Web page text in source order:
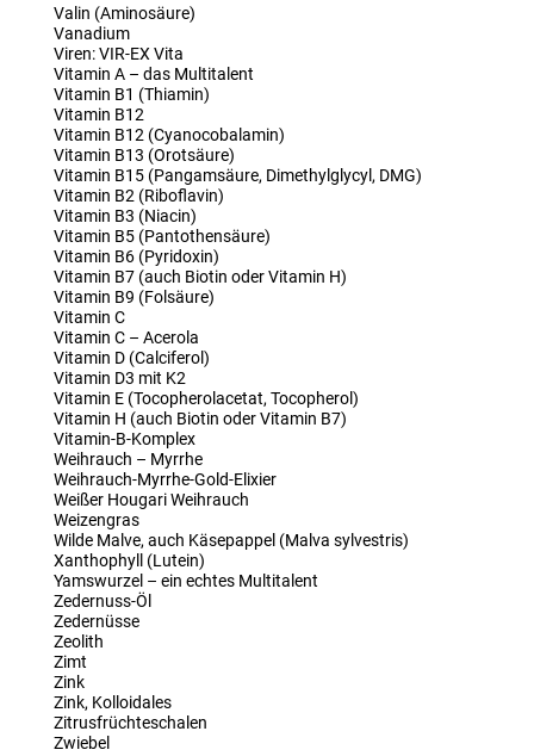
Valin (Aminosäure)
Vanadium
Viren: VIR-EX Vita
Vitamin A – das Multitalent
Vitamin B1 (Thiamin)
Vitamin B12
Vitamin B12 (Cyanocobalamin)
Vitamin B13 (Orotsäure)
Vitamin B15 (Pangamsäure, Dimethylglycyl, DMG)
Vitamin B2 (Riboflavin)
Vitamin B3 (Niacin)
Vitamin B5 (Pantothensäure)
Vitamin B6 (Pyridoxin)
Vitamin B7 (auch Biotin oder Vitamin H)
Vitamin B9 (Folsäure)
Vitamin C
Vitamin C – Acerola
Vitamin D (Calciferol)
Vitamin D3 mit K2
Vitamin E (Tocopherolacetat, Tocopherol)
Vitamin H (auch Biotin oder Vitamin B7)
Vitamin-B-Komplex
Weihrauch – Myrrhe
Weihrauch-Myrrhe-Gold-Elixier
Weißer Hougari Weihrauch
Weizengras
Wilde Malve, auch Käsepappel (Malva sylvestris)
Xanthophyll (Lutein)
Yamswurzel – ein echtes Multitalent
Zedernuss-Öl
Zedernüsse
Zeolith
Zimt
Zink
Zink, Kolloidales
Zitrusfrüchteschalen
Zwiebel